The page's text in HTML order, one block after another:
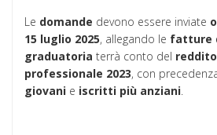
Le domande devono essere inviate
15 luglio 2025, allegando le fatture
graduatoria terrà conto del
professionale 2023, con
giovani e iscritti più anziani.